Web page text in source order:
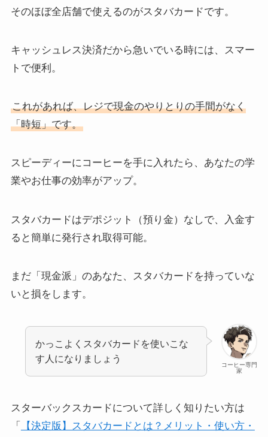
そのほぼ全店舗で使えるのがスタバカードです。
キャッシュレス決済だから急いでいる時には、スマー
トで便利。
これがあれば、レジで現金のやりとりの手間がなく
「時短」です。
スピーディーにコーヒーを手に入れたら、あなたの学
業やお仕事の効率がアップ。
スタバカードはデポジット（預り金）なしで、入金す
ると簡単に発行され取得可能。
まだ「現金派」のあなた、スタバカードを持っていな
いと損をします。
コーヒー専門
家
かっこよくスタバカードを使いこな
す人になりましょう
スターバックスカードについて詳しく知りたい方は
「
【決定版】スタバカードとは？メリット・使い方・